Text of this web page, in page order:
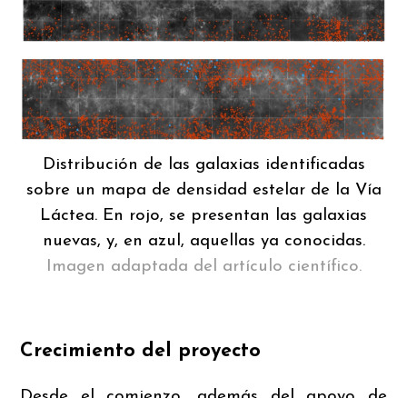
Distribución de las galaxias identificadas
sobre un mapa de densidad estelar de la Vía
Láctea. En rojo, se presentan las galaxias
nuevas, y, en azul, aquellas ya conocidas.
Imagen adaptada del artículo científico.
Crecimiento del proyecto